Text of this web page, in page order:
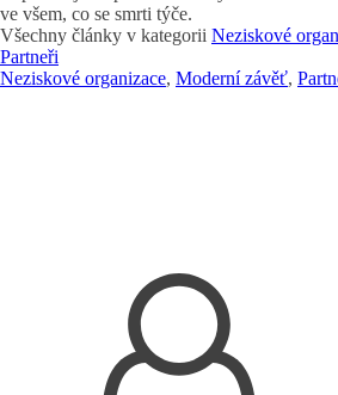
ve všem, co se smrti týče.
Všechny články v kategorii Neziskové
Partneři
Neziskové organizace, Moderní závěť,